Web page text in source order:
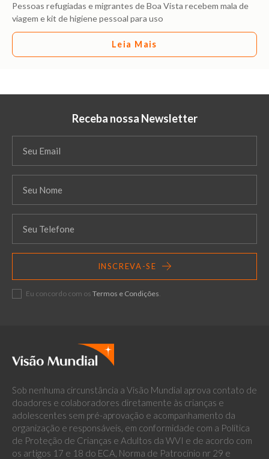
Pessoas refugiadas e migrantes de Boa Vista recebem mala de
viagem e kit de higiene pessoal para uso
Leia Mais
Receba nossa Newsletter
INSCREVA-SE
Eu concordo com os Termos e Condições
Sob nenhuma circunstância a Visão Mundial aprova contato de
doadores e colaboradores diretamente às crianças e
adolescentes sem pré-aprovação e acompanhamento da
organização e responsáveis, em conformidade com a Política
de Proteção de Crianças e Adultos da WVI e de acordo com
os artigos 17 e 18 do ECA, Norma de Patrocínio nr 29 e